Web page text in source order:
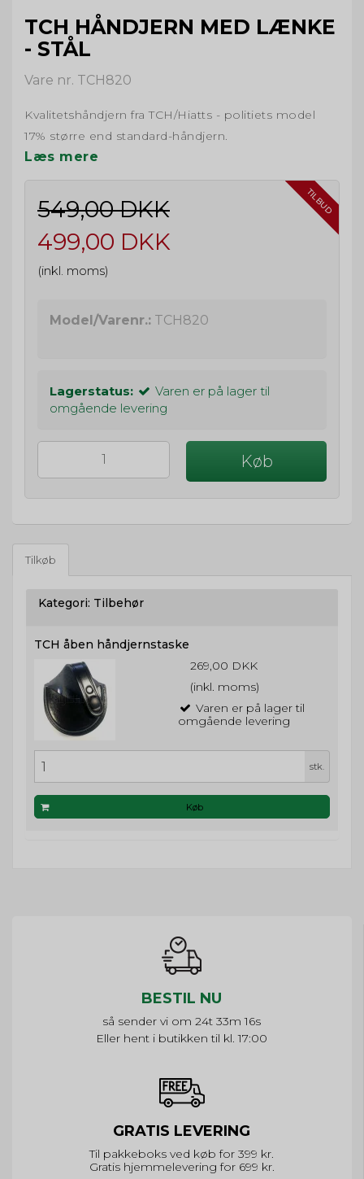
TCH HÅNDJERN MED LÆNKE
- STÅL
Vare nr. TCH820
Kvalitetshåndjern fra TCH/Hiatts - politiets model
17% større end standard-håndjern.
Læs mere
TILBUD
549,00 DKK
499,00 DKK
(inkl. moms)
Model/Varenr.: TCH820
Lagerstatus:
Varen er på lager til
omgående levering
Køb
Tilkøb
Kategori: Tilbehør
TCH åben håndjernstaske
269,00 DKK
(inkl. moms)
Varen er på lager til
omgående levering
stk.
Køb
BESTIL NU
så sender vi om24t 33m 15s
Eller hent i butikken til kl. 17:00
GRATIS LEVERING
Til pakkeboks ved køb for 399 kr.
Gratis hjemmelevering for 699 kr.